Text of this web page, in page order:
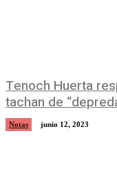
Tenoch Huerta
tachan de
Notas junio 12, 2023